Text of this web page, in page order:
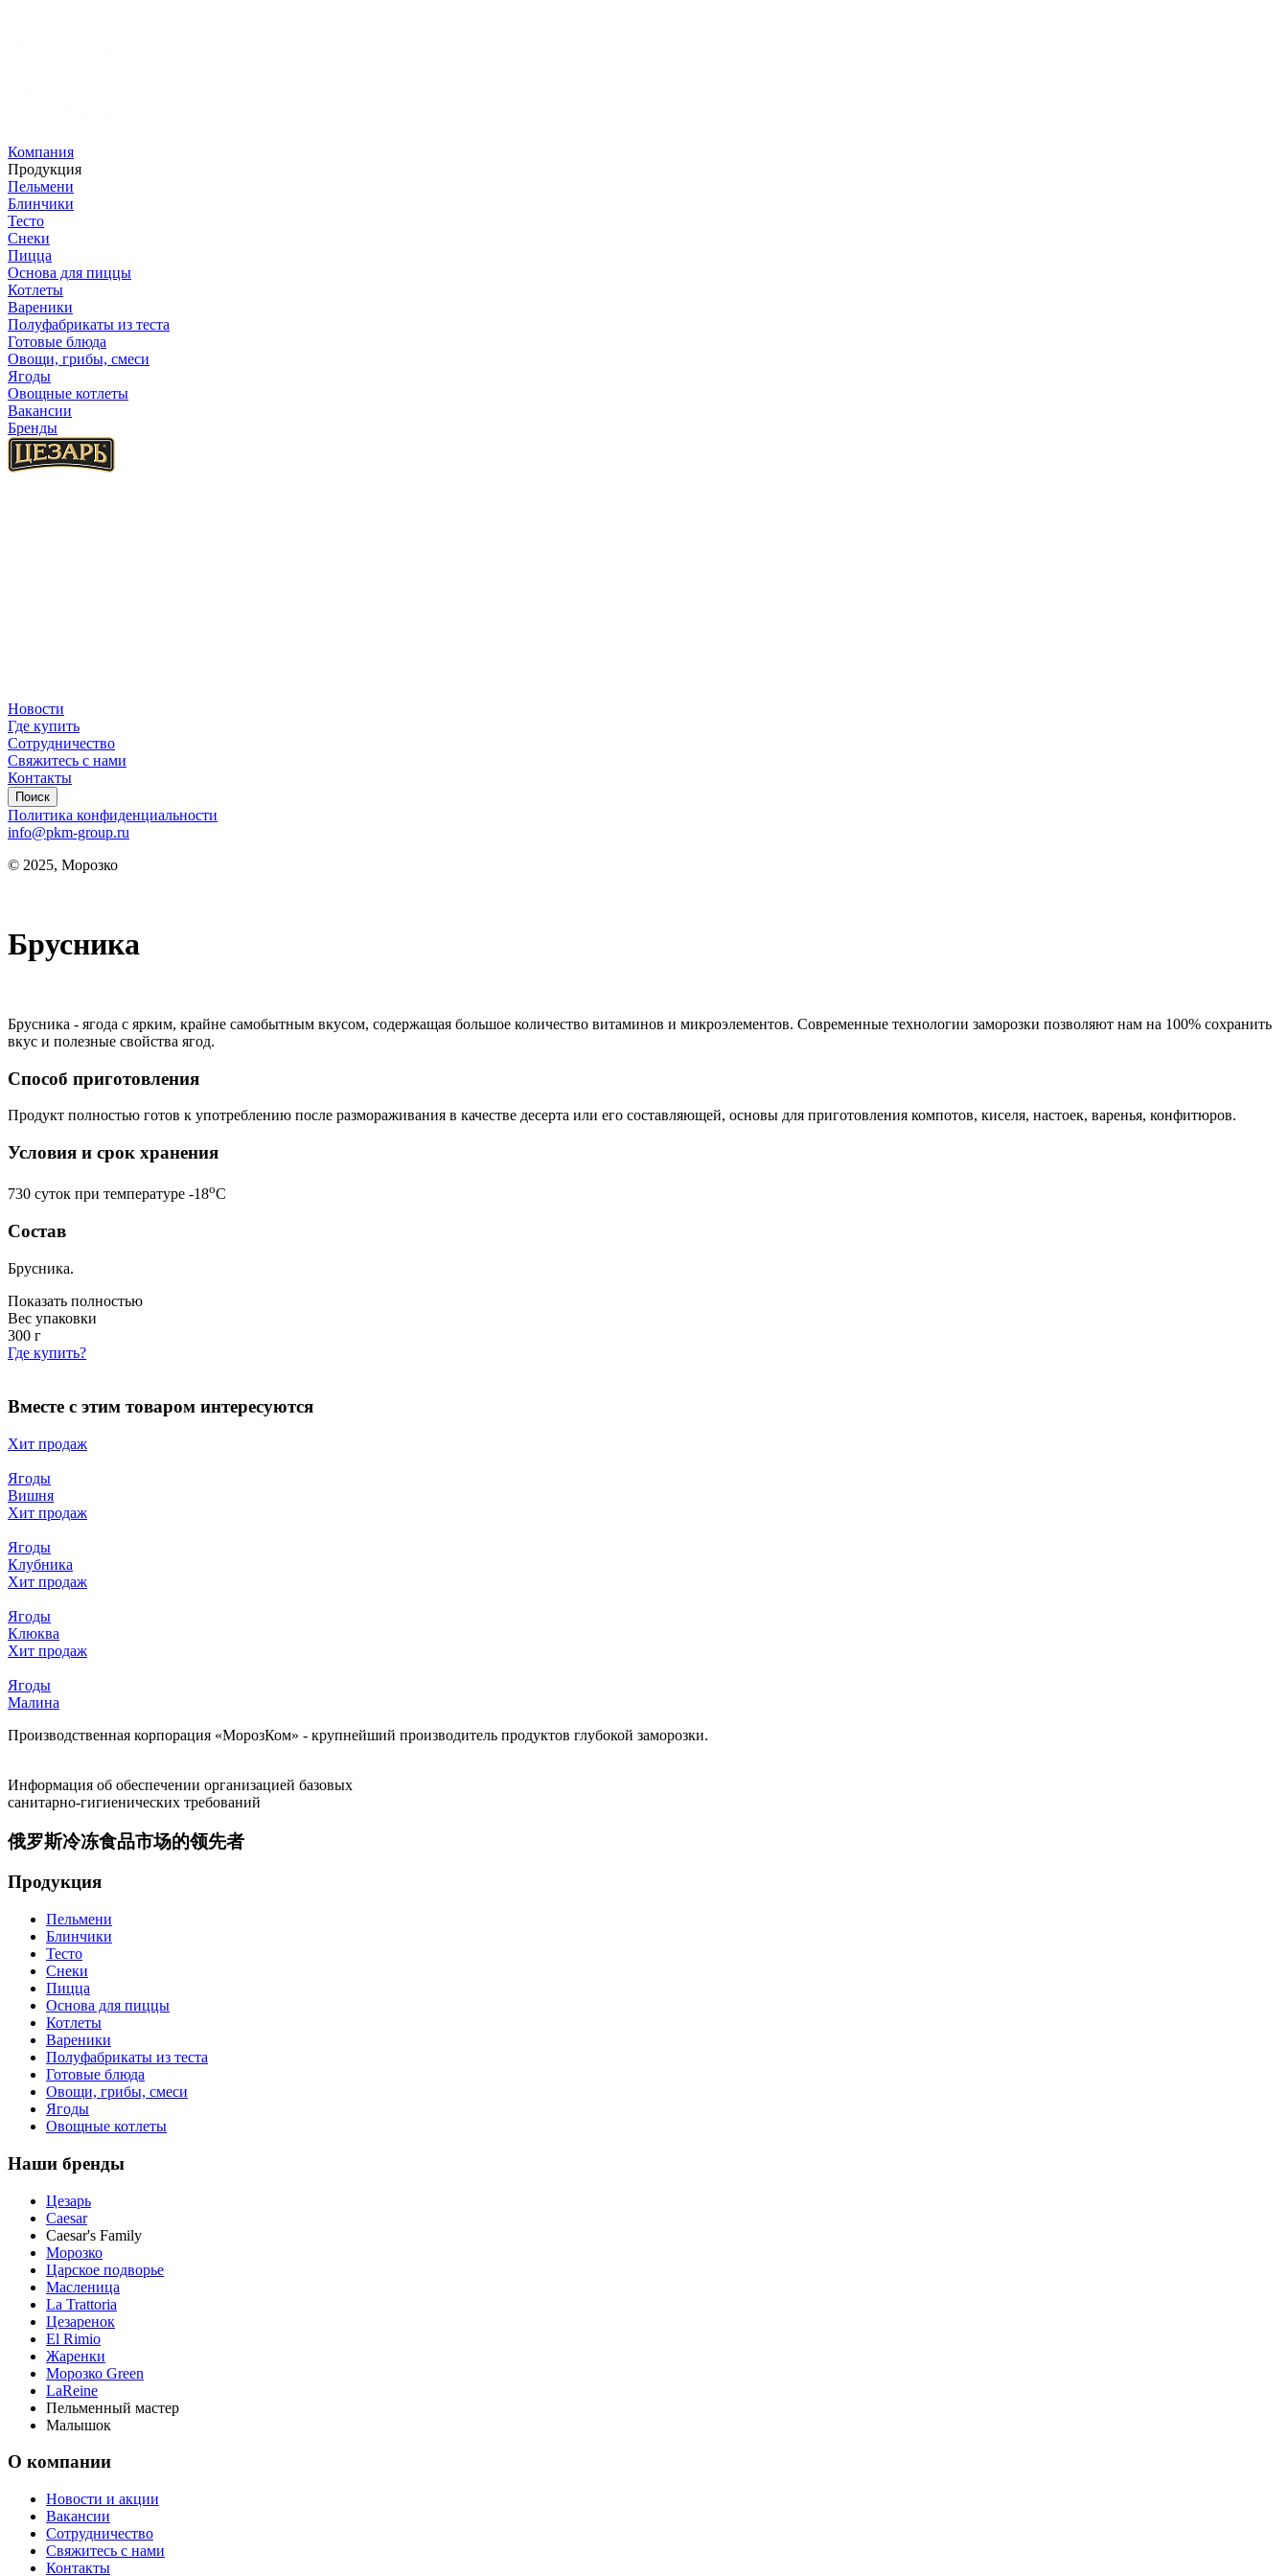
Компания
Продукция
Пельмени
Блинчики
Тесто
Снеки
Пицца
Основа для пиццы
Котлеты
Вареники
Полуфабрикаты из теста
Готовые блюда
Овощи, грибы, смеси
Ягоды
Овощные котлеты
Вакансии
Бренды
Новости
Где купить
Сотрудничество
Свяжитесь с нами
Контакты
Поиск
Политика конфиденциальности
info@pkm-group.ru
© 2025, Морозко
Брусника
Брусника - ягода с ярким, крайне самобытным вкусом, содержащая большое количество витаминов и микроэлементов. Современные технологии заморозки позволяют нам на 100% сохранить
вкус и полезные свойства ягод.
Способ приготовления
Продукт полностью готов к употреблению после размораживания в качестве десерта или его составляющей, основы для приготовления компотов, киселя, настоек, варенья, конфитюров.
Условия и срок хранения
730 суток при температуре -18oС
Состав
Брусника.
Показать полностью
Вес упаковки
300 г
Где купить?
Вместе с этим товаром интересуются
Хит продаж
Ягоды
Вишня
Хит продаж
Ягоды
Клубника
Хит продаж
Ягоды
Клюква
Хит продаж
Ягоды
Малина
Производственная корпорация «МорозКом» - крупнейший производитель продуктов глубокой заморозки.
Информация об обеспечении организацией базовых
санитарно-гигиенических требований
俄罗斯冷冻食品市场的领先者
Продукция
Пельмени
Блинчики
Тесто
Снеки
Пицца
Основа для пиццы
Котлеты
Вареники
Полуфабрикаты из теста
Готовые блюда
Овощи, грибы, смеси
Ягоды
Овощные котлеты
Наши бренды
Цезарь
Caesar
Caesar's Family
Морозко
Царское подворье
Масленица
La Trattoria
Цезаренок
El Rimio
Жаренки
Морозко Green
LaReine
Пельменный мастер
Малышок
О компании
Новости и акции
Вакансии
Сотрудничество
Свяжитесь с нами
Контакты